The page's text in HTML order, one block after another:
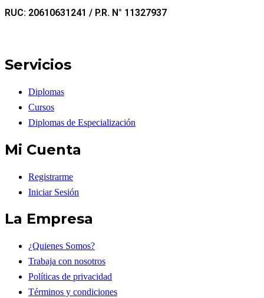
RUC: 20610631241 / P.R. N° 11327937
Servicios
Diplomas
Cursos
Diplomas de Especialización
Mi Cuenta
Registrarme
Iniciar Sesión
La Empresa
¿Quienes Somos?
Trabaja con nosotros
Políticas de privacidad
Términos y condiciones